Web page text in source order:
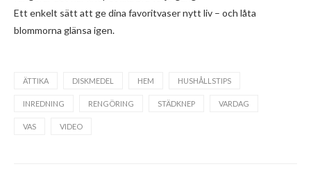
Ett enkelt sätt att ge dina favoritvaser nytt liv – och låta
blommorna glänsa igen.
ÄTTIKA DISKMEDEL HEM HUSHÅLLSTIPS
INREDNING RENGÖRING STÄDKNEP VARDAG
VAS VIDEO